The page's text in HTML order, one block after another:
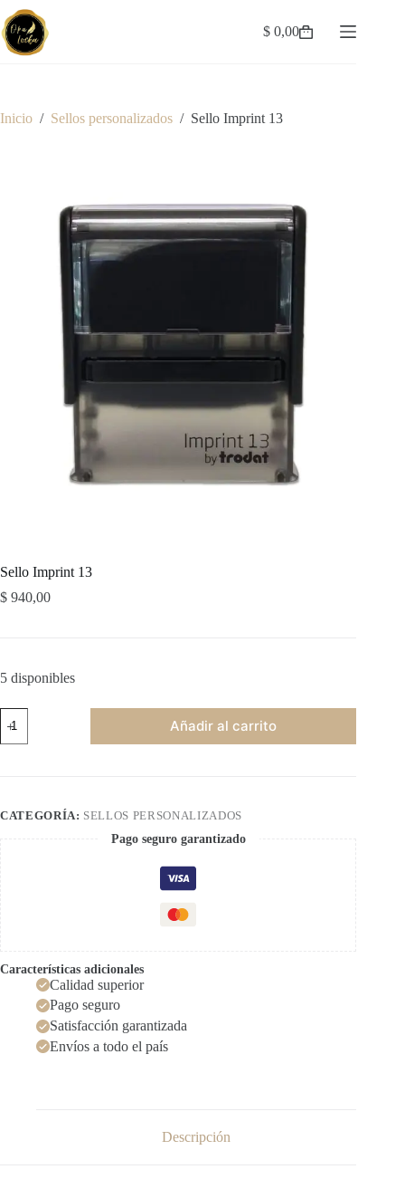
Saltar
al
contenido
Carro
$ 0,00
Inicio / Sellos personalizados / Sello Imprint 13
Sello Imprint 13
$ 940,00
5 disponibles
Sello
Imprint
13
Añadir al carrito
CATEGORÍA: SELLOS PERSONALIZADOS
Pago seguro garantizado
Características adicionales
Calidad superior
Pago seguro
Satisfacción garantizada
Envíos a todo el país
Descripción